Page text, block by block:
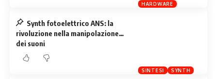
HARDWARE
SINTESI SYNTH
rivoluzione nella manipolazione
dei suoni